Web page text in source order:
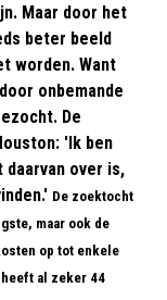
Maar door het
beter beeld
worden. Want
onbemande
De
'Ik ben
over is,
De zoektocht
maar ook de
op tot enkele
al zeker 44